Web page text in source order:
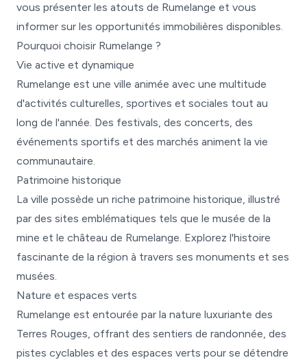
vous présenter les atouts de Rumelange et vous
informer sur les opportunités immobilières disponibles.
Pourquoi choisir Rumelange ?
Vie active et dynamique
Rumelange est une ville animée avec une multitude
d'activités culturelles, sportives et sociales tout au
long de l'année. Des festivals, des concerts, des
événements sportifs et des marchés animent la vie
communautaire.
Patrimoine historique
La ville possède un riche patrimoine historique, illustré
par des sites emblématiques tels que le musée de la
mine et le château de Rumelange. Explorez l'histoire
fascinante de la région à travers ses monuments et ses
musées.
Nature et espaces verts
Rumelange est entourée par la nature luxuriante des
Terres Rouges, offrant des sentiers de randonnée, des
pistes cyclables et des espaces verts pour se détendre